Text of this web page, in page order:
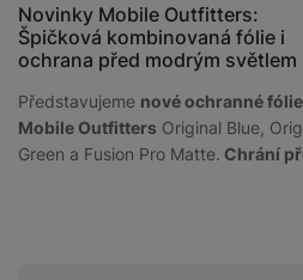
Novinky Mobile Outfitters:
Špičková kombinovaná fólie i
ochrana před modrým světlem
Představujeme nové ochranné fólie
Mobile Outfitters Original Blue,
Green a Fusion Pro Matte. Chrání